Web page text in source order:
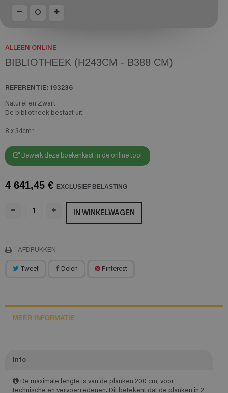
ALLEEN ONLINE
BIBLIOTHEEK (H243CM - B388 CM)
REFERENTIE: 193236
Naturel en Zwart
De bibliotheek bestaat uit:
8 x 34cm*
Bewerk deze boekenkast in de online tool
4 641,45 € EXCLUSIEF BELASTING
IN WINKELWAGEN
AFDRUKKEN
Tweet Delen Pinterest
MEER INFORMATIE
Info
De maximale lengte is van de planken 200 cm, voor
technische en vervoerredenen. Dit betekent dat de planken in 2